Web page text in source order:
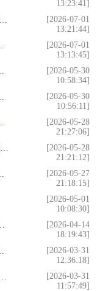
13:23:41]
[2026-07-01
13:21:44]
[2026-07-01
13:13:45]
[2026-05-30
10:58:34]
[2026-05-30
10:56:11]
[2026-05-28
21:27:06]
[2026-05-28
21:21:12]
[2026-05-27
21:18:15]
[2026-05-01
10:08:30]
[2026-04-14
18:19:43]
[2026-03-31
12:36:18]
[2026-03-31
11:57:49]